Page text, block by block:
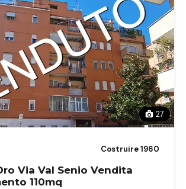
27
Costruire 1960
Via Val Senio Vendita
110mq